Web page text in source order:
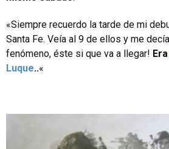
«Siempre recuerdo la tarde de mi
Santa Fe. Veía al 9 de ellos y me
fenómeno, éste si que va a llegar! Era
Luque..«